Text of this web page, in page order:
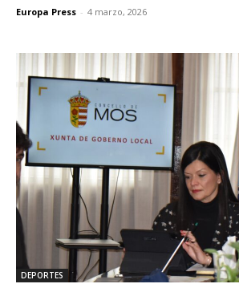
Europa Press - 4 marzo, 2026
DEPORTES